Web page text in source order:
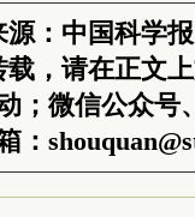
：中国科学
，请在正文
；微信公众号
：